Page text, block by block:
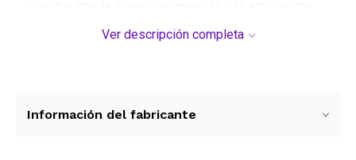
protectora y el asa integrada de alta resistencia
Ver descripción completa
Información del fabricante